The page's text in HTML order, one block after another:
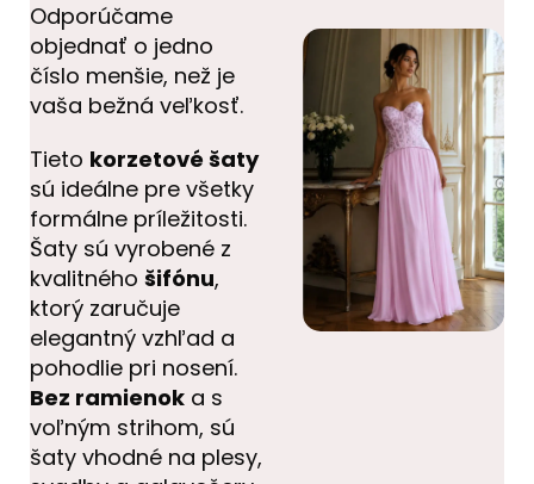
Odporúčame
objednať o jedno
číslo menšie, než je
vaša bežná veľkosť.
Tieto korzetové šaty
sú ideálne pre všetky
formálne príležitosti.
Šaty sú vyrobené z
kvalitného šifónu,
ktorý zaručuje
elegantný vzhľad a
pohodlie pri nosení.
Bez ramienok a s
voľným strihom, sú
šaty vhodné na plesy,